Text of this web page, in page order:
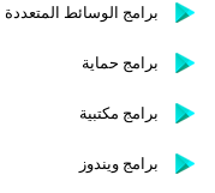
برامج الوسائط المتعددة
برامج حماية
برامج مكتبية
برامج ويندوز